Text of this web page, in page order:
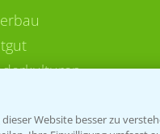
Website besser zu